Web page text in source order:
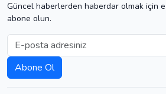
Güncel haberlerden haberdar olmak için
abone olun.